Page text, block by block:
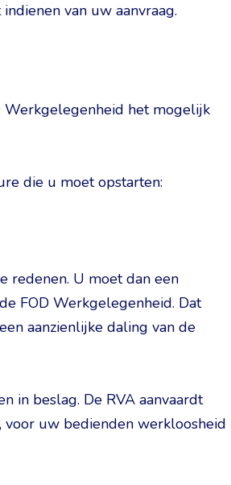
van uw aanvraag.
Werkgelegenheid het mogelijk
die u moet opstarten:
redenen. U moet dan een
FOD Werkgelegenheid. Dat
aanzienlijke daling van de
in beslag. De RVA aanvaardt
voor uw bedienden werkloosheid